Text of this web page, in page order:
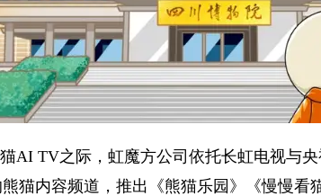
AI TV之际，虹魔方公司依托长虹电视与
猫内容频道，推出《熊猫乐园》《慢慢看